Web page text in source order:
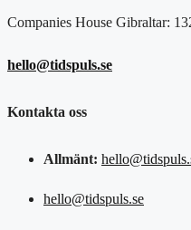
Companies House Gibraltar:
hello@tidspuls.se
Kontakta oss
Allmänt:
hello@tidspuls.se